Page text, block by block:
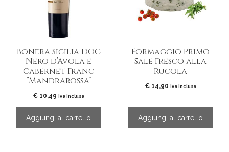
Bonera Sicilia DOC
Nero d’Avola e
Cabernet Franc
“Mandrarossa”
€10,49 Iva inclusa
Aggiungi al carrello
Formaggio Primo
Sale Fresco alla
Rucola
€14,90 Iva inclusa
Aggiungi al carrello